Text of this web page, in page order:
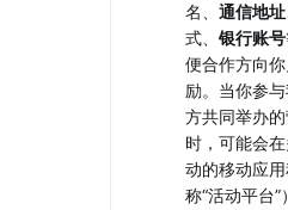
名、 通信地址
式、 银行账号
便合作方向
励。当你参
方共同举办
时，可能会
动的移动应
称“活动平台